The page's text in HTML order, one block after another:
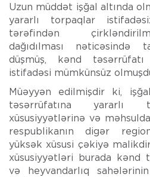
Uzun müddət işğal altında
yararlı torpaqlar
tərəfindən
dağıdılması nəticəsində
düşmüş, kənd təsərrüfatı
istifadəsi mümkünsüz
Müəyyən edilmişdir ki,
təsərrüfatına yararlı
xüsusiyyətlərinə və
respublikanın digər
yüksək xüsusi çəkiyə
xüsusiyyətləri burada kənd
və heyvandarlıq